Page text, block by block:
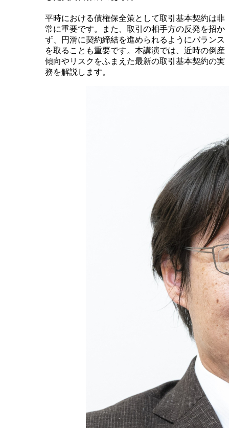
平時における債権保全策として取引基本契約は非
常に重要です。また、取引の相手方の反発を招か
ず、円滑に契約締結を進められるようにバランス
を取ることも重要です。本講演では、近時の倒産
傾向やリスクをふまえた最新の取引基本契約の実
務を解説します。